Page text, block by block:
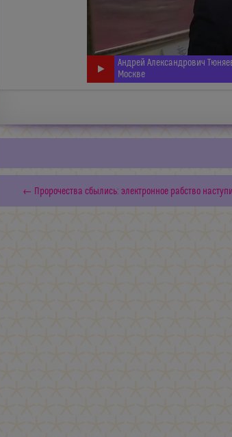
Андрей Александрович
Москве
← Пророчества сбылись: электронное рабство